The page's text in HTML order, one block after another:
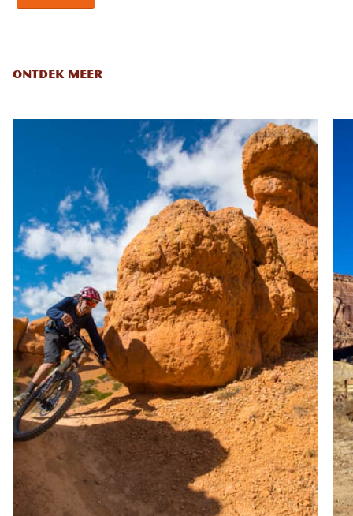
ONTDEK MEER